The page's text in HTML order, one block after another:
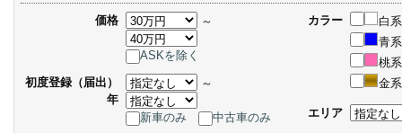
価格 ～
ASKを除く
初度登録（届出）
年
～
新車のみ
中古車のみ
カラー
白系
青系
桃系
金系
エリア